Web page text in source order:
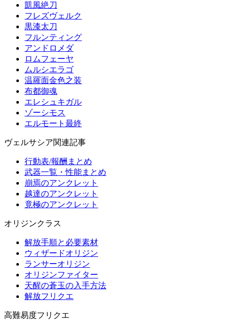
凱風絶刀
フレズヴェルク
黒漆太刀
フルンティング
アンドロメダ
ロムフェーヤ
ムルシエラゴ
温羅面金色之装
布都御魂
エレシュキガル
ゾーシモス
エルモート最終
ヴェルサシア関連記事
行動表/報酬まとめ
武器一覧・性能まとめ
崩焉のアンクレット
越達のアンクレット
竟極のアンクレット
オリジンクラス
解放手順と必要素材
ウィザードオリジン
ランサーオリジン
オリジンファイター
天醒の蒼玉の入手方法
解放フリクエ
高難易度フリクエ